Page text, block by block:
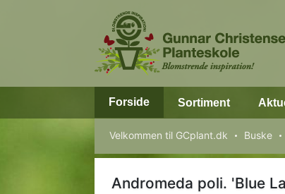
Forside Sortiment
Velkommen til GCplant.dk Buske
Andromeda poli. 'Blue